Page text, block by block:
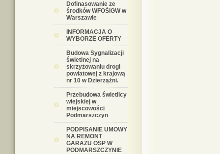
Dofinasowanie ze
środków WFOŚiGW w
Warszawie
INFORMACJA O
WYBORZE OFERTY
Budowa Sygnalizacji
świetlnej na
skrzyżowaniu drogi
powiatowej z krajową
nr 10 w Dzierzążni.
Przebudowa świetlicy
wiejskiej w
miejscowości
Podmarszczyn
PODPISANIE UMOWY
NA REMONT
GARAŻU OSP W
PODMARSZCZYNIE